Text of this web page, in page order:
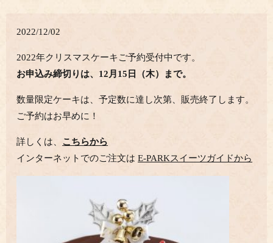
2022/12/02
2022年クリスマスケーキご予約受付中です。
お申込み締切りは、12月15日（木）まで。
数量限定ケーキは、予定数に達し次第、販売終了します。
ご予約はお早めに！
詳しくは、 こちらから
インターネットでのご注文はE-PARKスイーツガイドから